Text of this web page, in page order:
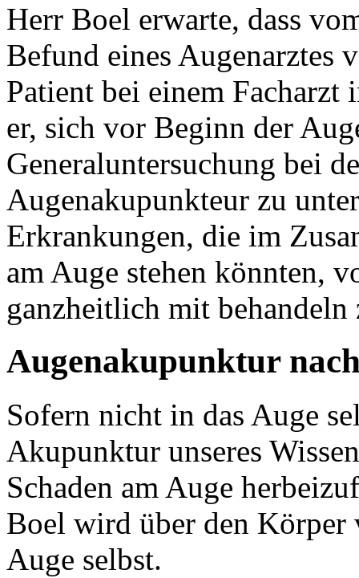
Herr Boel erwarte, dass
Befund eines Augenarztes
Patient bei einem
er, sich vor Beginn der
Generaluntersuchung bei
Augenakupunkteur zu
Erkrankungen, die im
am Auge stehen könnten,
ganzheitlich mit behandeln
Augenakupunktur
Sofern nicht in das Auge
Akupunktur unseres
Schaden am Auge
Boel wird über den
Auge selbst.